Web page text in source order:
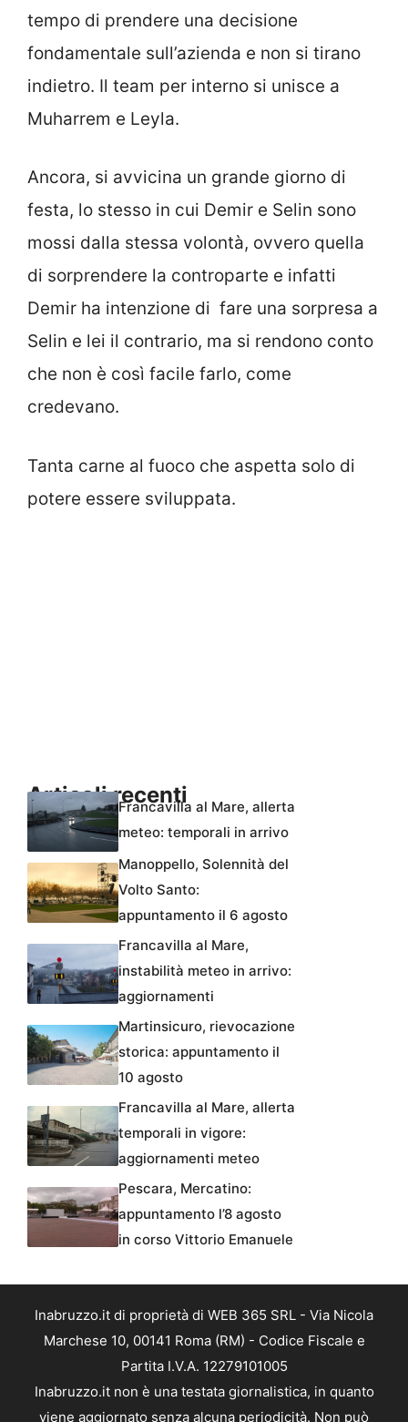
tempo di prendere una decisione
fondamentale sull’azienda e non si tirano
indietro. Il team per interno si unisce a
Muharrem e Leyla.
Ancora, si avvicina un grande giorno di
festa, lo stesso in cui Demir e Selin sono
mossi dalla stessa volontà, ovvero quella
di sorprendere la controparte e infatti
Demir ha intenzione di fare una sorpresa a
Selin e lei il contrario, ma si rendono conto
che non è così facile farlo, come
credevano.
Tanta carne al fuoco che aspetta solo di
potere essere sviluppata.
Articoli recentiFrancavilla al Mare, allerta
meteo: temporali in arrivo
Manoppello, Solennità del
Volto Santo:
appuntamento il 6 agosto
Francavilla al Mare,
instabilità meteo in arrivo:
aggiornamenti
Martinsicuro, rievocazione
storica: appuntamento il
10 agosto
Francavilla al Mare, allerta
temporali in vigore:
aggiornamenti meteo
Pescara, Mercatino:
appuntamento l’8 agosto
in corso Vittorio Emanuele
Inabruzzo.it di proprietà di WEB 365 SRL - Via Nicola
Marchese 10, 00141 Roma (RM) - Codice Fiscale e
Partita I.V.A. 12279101005
Inabruzzo.it non è una testata giornalistica, in quanto
viene aggiornato senza alcuna periodicità. Non può